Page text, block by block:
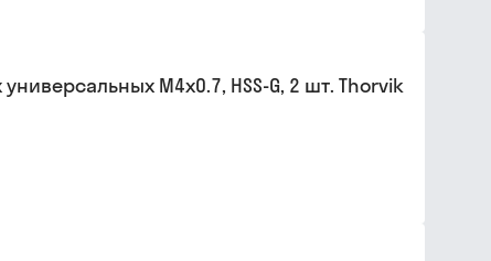
М4х0.7, HSS-G, 2 шт. Thorvik